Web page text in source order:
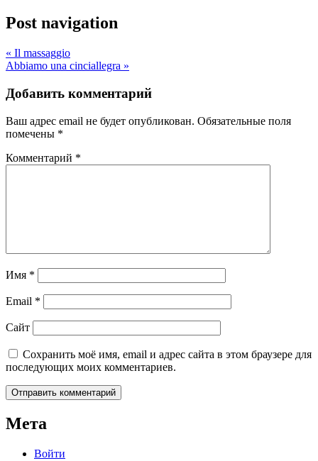
Post navigation
« Il massaggio
Abbiamo una cinciallegra »
Добавить комментарий
Ваш адрес email не будет опубликован. Обязательные поля
помечены *
Комментарий *
Имя *
Email *
Сайт
Сохранить моё имя, email и адрес сайта в этом браузере для
последующих моих комментариев.
Мета
Войти